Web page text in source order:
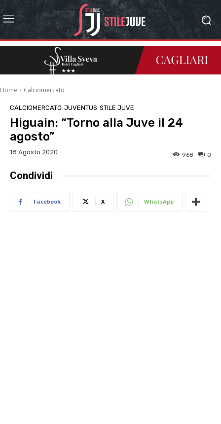
Home Calciomercato
CALCIOMERCATO JUVENTUS STILE JUVE
Higuain: “Torno alla Juve il 24
agosto”
18 Agosto 2020 0
968
Condividi
Facebook X WhatsApp